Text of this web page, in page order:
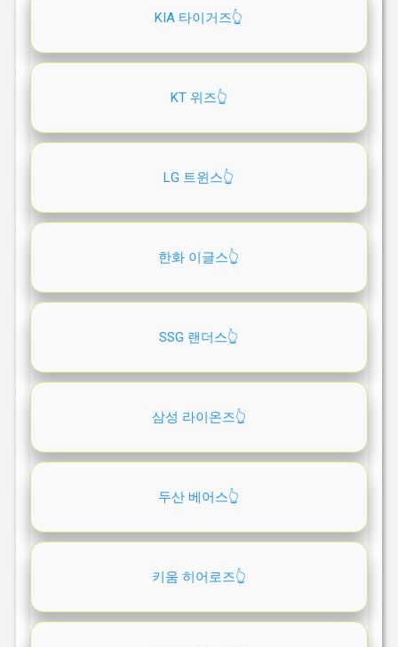
KIA 타이거즈👆️
KT 위즈👆️
LG 트윈스👆️
한화 이글스👆️
SSG 랜더스👆️
삼성 라이온즈👆️
두산 베어스👆️
키움 히어로즈👆️